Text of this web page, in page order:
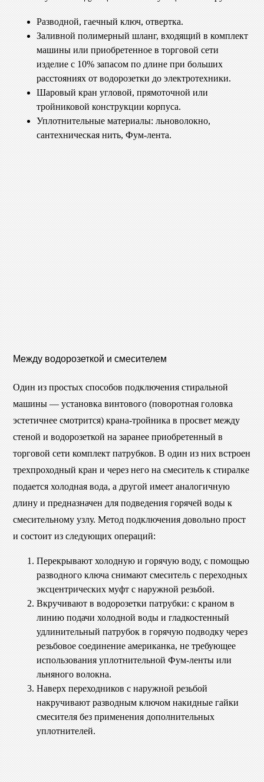
Разводной, гаечный ключ, отвертка.
Заливной полимерный шланг, входящий в комплект
машины или приобретенное в торговой сети
изделие с 10% запасом по длине при больших
расстояниях от водорозетки до электротехники.
Шаровый кран угловой, прямоточной или
тройниковой конструкции корпуса.
Уплотнительные материалы: льноволокно,
сантехническая нить, Фум-лента.
Между водорозеткой и смесителем
Один из простых способов подключения стиральной
машины — установка винтового (поворотная головка
эстетичнее смотрится) крана-тройника в просвет между
стеной и водорозеткой на заранее приобретенный в
торговой сети комплект патрубков. В один из них встроен
трехпроходный кран и через него на смеситель к стиралке
подается холодная вода, а другой имеет аналогичную
длину и предназначен для подведения горячей воды к
смесительному узлу. Метод подключения довольно прост
и состоит из следующих операций:
Перекрывают холодную и горячую воду, с помощью
разводного ключа снимают смеситель с переходных
эксцентрических муфт с наружной резьбой.
Вкручивают в водорозетки патрубки: с краном в
линию подачи холодной воды и гладкостенный
удлинительный патрубок в горячую подводку через
резьбовое соединение американка, не требующее
использования уплотнительной Фум-ленты или
льняного волокна.
Наверх переходников с наружной резьбой
накручивают разводным ключом накидные гайки
смесителя без применения дополнительных
уплотнителей.